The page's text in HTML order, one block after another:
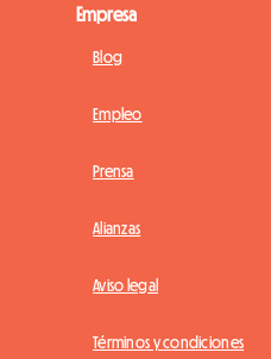
Empresa
Blog
Empleo
Prensa
Alianzas
Aviso legal
Términos y condiciones